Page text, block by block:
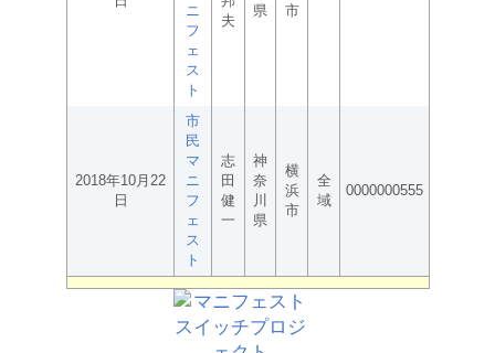
ニ
フ
ェ
ス
ト
夫
県
市
2018年10月22
日
市
民
マ
ニ
フ
ェ
ス
ト
志
田
健
一
神
奈
川
県
横
浜
市
全
域
0000000555